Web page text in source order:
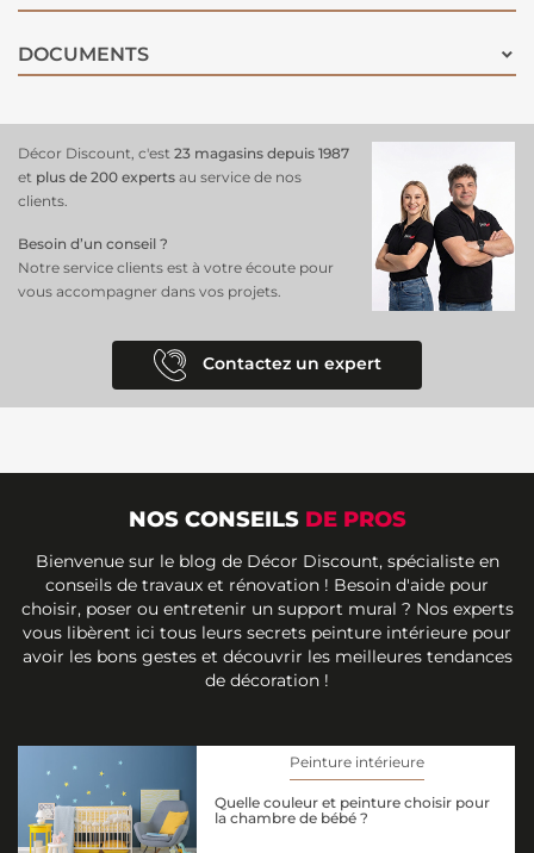
DOCUMENTS
Décor Discount, c'est 23 magasins depuis 1987
et plus de 200 experts au service de nos
clients.
Besoin d’un conseil ?
Notre service clients est à votre écoute pour
vous accompagner dans vos projets.
Contactez un expert
NOS CONSEILS DE PROS
Bienvenue sur le blog de Décor Discount, spécialiste en
conseils de travaux et rénovation ! Besoin d'aide pour
choisir, poser ou entretenir un support mural ? Nos experts
vous libèrent ici tous leurs secrets peinture intérieure pour
avoir les bons gestes et découvrir les meilleures tendances
de décoration !
Peinture intérieure
Quelle couleur et peinture choisir pour
la chambre de bébé ?